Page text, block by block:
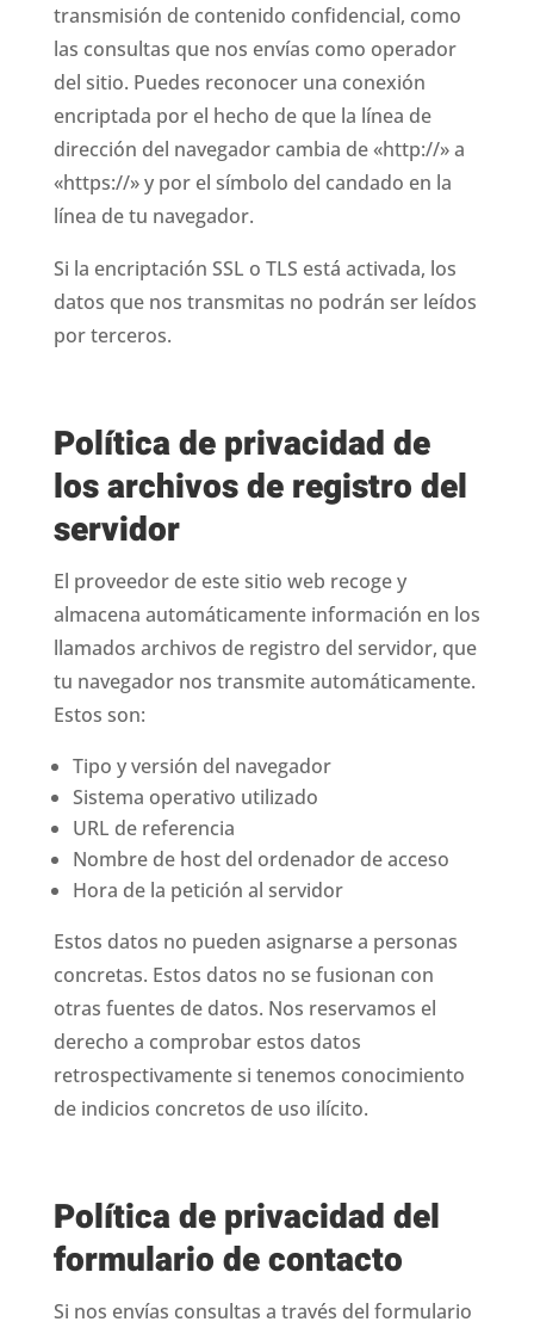
transmisión de contenido confidencial, como
las consultas que nos envías como operador
del sitio. Puedes reconocer una conexión
encriptada por el hecho de que la línea de
dirección del navegador cambia de «http://» a
«https://» y por el símbolo del candado en la
línea de tu navegador.
Si la encriptación SSL o TLS está activada, los
datos que nos transmitas no podrán ser leídos
por terceros.
Política de privacidad de
los archivos de registro del
servidor
El proveedor de este sitio web recoge y
almacena automáticamente información en los
llamados archivos de registro del servidor, que
tu navegador nos transmite automáticamente.
Estos son:
Tipo y versión del navegador
Sistema operativo utilizado
URL de referencia
Nombre de host del ordenador de acceso
Hora de la petición al servidor
Estos datos no pueden asignarse a personas
concretas. Estos datos no se fusionan con
otras fuentes de datos. Nos reservamos el
derecho a comprobar estos datos
retrospectivamente si tenemos conocimiento
de indicios concretos de uso ilícito.
Política de privacidad del
formulario de contacto
Si nos envías consultas a través del formulario